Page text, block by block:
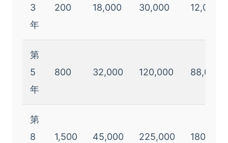
3
年
200 18,000 30,000 12,000
第
5
年
800 32,000 120,000 88,000
第
8
1,500 45,000 225,000 180,000